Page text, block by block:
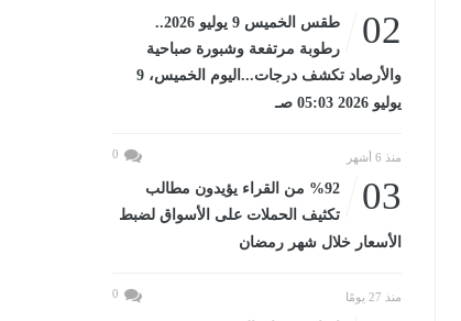
02
طقس الخميس 9 يوليو 2026..
رطوبة مرتفعة وشبورة صباحية
والأرصاد تكشف درجات...اليوم الخميس، 9
يوليو 2026 05:03 صـ
منذ 6 أشهر 0
03
%92 من القراء يؤيدون مطالب
تكثيف الحملات على الأسواق لضبط
الأسعار خلال شهر رمضان
منذ 27 يومًا 0